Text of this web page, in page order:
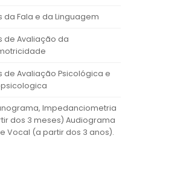
da Fala e da Linguagem
de Avaliação da
de Avaliação Psicológica e
Impedanciometria
dos 3 meses) Audiograma
Vocal (a partir dos 3 anos).